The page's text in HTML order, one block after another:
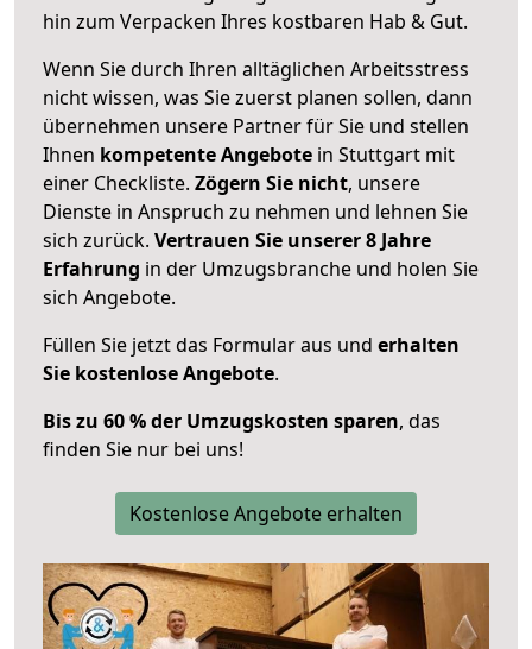
hin zum Verpacken Ihres kostbaren Hab & Gut.
Wenn Sie durch Ihren alltäglichen Arbeitsstress
nicht wissen, was Sie zuerst planen sollen, dann
übernehmen unsere Partner für Sie und stellen
Ihnen kompetente Angebote in Stuttgart mit
einer Checkliste. Zögern Sie nicht, unsere
Dienste in Anspruch zu nehmen und lehnen Sie
sich zurück. Vertrauen Sie unserer 8 Jahre
Erfahrung in der Umzugsbranche und holen Sie
sich Angebote.
Füllen Sie jetzt das Formular aus und erhalten
Sie kostenlose Angebote.
Bis zu 60 % der Umzugskosten sparen, das
finden Sie nur bei uns!
Kostenlose Angebote erhalten